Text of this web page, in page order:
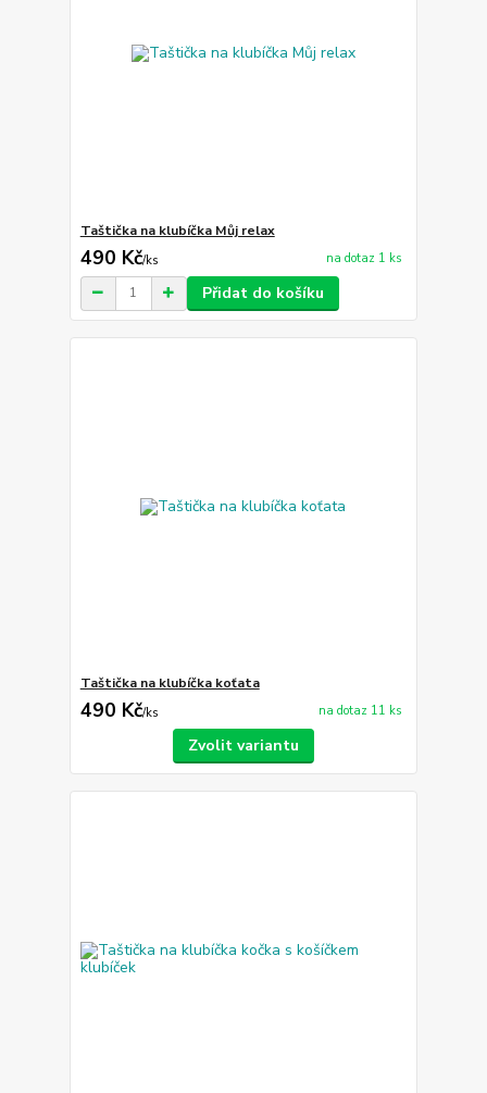
Taštička na klubíčka Můj relax
490 Kč/ks na dotaz 1 ks
Přidat do košíku
Taštička na klubíčka koťata
490 Kč/ks na dotaz 11 ks
Zvolit variantu